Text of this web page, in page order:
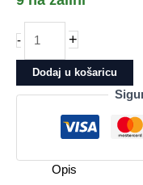
-
CANYON
backpack
BPL-
5
15.6&apos;&apos;
količina
+
Dodaj u košaricu
Opis